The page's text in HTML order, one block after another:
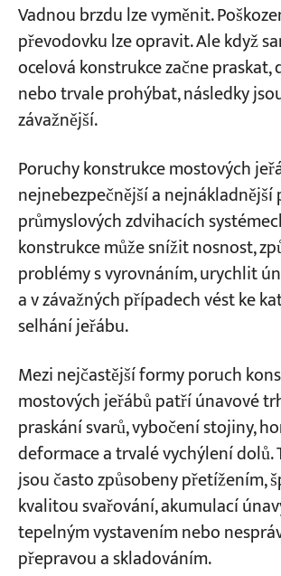
Projekty
Blogy
Zprávy
Aplikace
O nás
Kontaktujte nás
1. Trhliny způsobené únavou v
hlavního nosníku nebo krycí
2. Praskání svarového spoje nebo
příhradové konstrukce
deformace)
4. Boční ohýbání hlavního nosníku
(horizontální tažení / oblouk)
5. Průhyb hlavního nosníku
(klesání / trvalé usazení)
Část 2: Metody nedestruktivní
ocelových konstrukcí
Část 3: Kontrolní seznam pro
konstrukce před směnou
Stručný přehled: Matice
opravách konstrukce
Jak předcházet strukturálním
Vadnou brzdu lze vyměnit.
převodovku lze opravit. Ale když
ocelová konstrukce začne
nebo trvale prohýbat, následky
závažnější.
Poruchy konstrukce mostových
nejnebezpečnější a nejnákladnější
průmyslových zdvihacích
konstrukce může snížit nosnost,
problémy s vyrovnáním, urychlit
a v závažných případech vést ke
selhání jeřábu.
Mezi nejčastější formy poruch
mostových jeřábů patří únavové
praskání svarů, vybočení stojiny,
deformace a trvalé vychýlení
jsou často způsobeny přetížením,
kvalitou svařování, akumulací
tepelným vystavením nebo
přepravou a skladováním.